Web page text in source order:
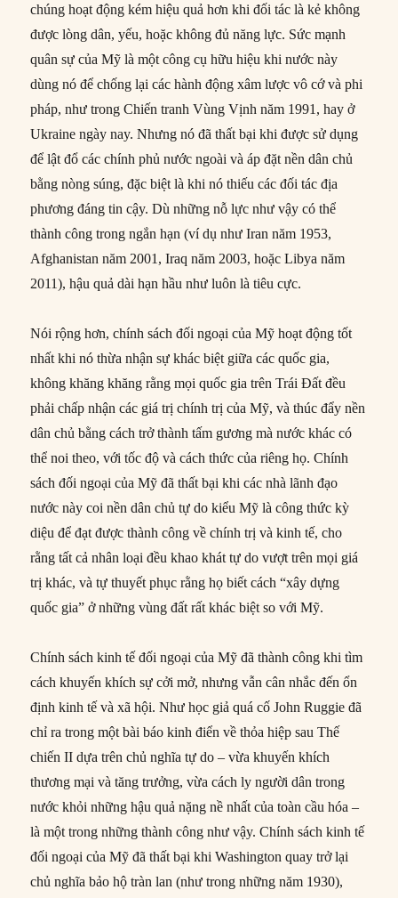
chúng hoạt động kém hiệu quả hơn khi đối tác là kẻ không
được lòng dân, yếu, hoặc không đủ năng lực. Sức mạnh
quân sự của Mỹ là một công cụ hữu hiệu khi nước này
dùng nó để chống lại các hành động xâm lược vô cớ và phi
pháp, như trong Chiến tranh Vùng Vịnh năm 1991, hay ở
Ukraine ngày nay. Nhưng nó đã thất bại khi được sử dụng
để lật đổ các chính phủ nước ngoài và áp đặt nền dân chủ
bằng nòng súng, đặc biệt là khi nó thiếu các đối tác địa
phương đáng tin cậy. Dù những nỗ lực như vậy có thể
thành công trong ngắn hạn (ví dụ như Iran năm 1953,
Afghanistan năm 2001, Iraq năm 2003, hoặc Libya năm
2011), hậu quả dài hạn hầu như luôn là tiêu cực.
Nói rộng hơn, chính sách đối ngoại của Mỹ hoạt động tốt
nhất khi nó thừa nhận sự khác biệt giữa các quốc gia,
không khăng khăng rằng mọi quốc gia trên Trái Đất đều
phải chấp nhận các giá trị chính trị của Mỹ, và thúc đẩy nền
dân chủ bằng cách trở thành tấm gương mà nước khác có
thể noi theo, với tốc độ và cách thức của riêng họ. Chính
sách đối ngoại của Mỹ đã thất bại khi các nhà lãnh đạo
nước này coi nền dân chủ tự do kiểu Mỹ là công thức kỳ
diệu để đạt được thành công về chính trị và kinh tế, cho
rằng tất cả nhân loại đều khao khát tự do vượt trên mọi giá
trị khác, và tự thuyết phục rằng họ biết cách “xây dựng
quốc gia” ở những vùng đất rất khác biệt so với Mỹ.
Chính sách kinh tế đối ngoại của Mỹ đã thành công khi tìm
cách khuyến khích sự cởi mở, nhưng vẫn cân nhắc đến ổn
định kinh tế và xã hội. Như học giả quá cố John Ruggie đã
chỉ ra trong một bài báo kinh điển về thỏa hiệp sau Thế
chiến II dựa trên chủ nghĩa tự do – vừa khuyến khích
thương mại và tăng trưởng, vừa cách ly người dân trong
nước khỏi những hậu quả nặng nề nhất của toàn cầu hóa –
là một trong những thành công như vậy. Chính sách kinh tế
đối ngoại của Mỹ đã thất bại khi Washington quay trở lại
chủ nghĩa bảo hộ tràn lan (như trong những năm 1930),